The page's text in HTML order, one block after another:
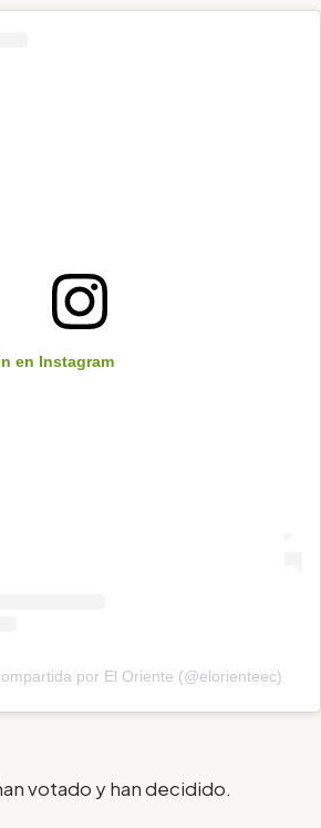
en Instagram
por El Oriente (@elorienteec)
votado y han decidido.